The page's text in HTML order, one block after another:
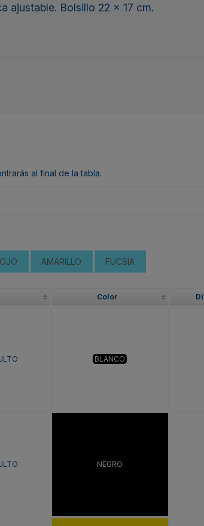
ajustable. Bolsillo 22 x 17 cm.
al final de la tabla.
AMARILLO FUCSIA
Color
BLANCO
NEGRO